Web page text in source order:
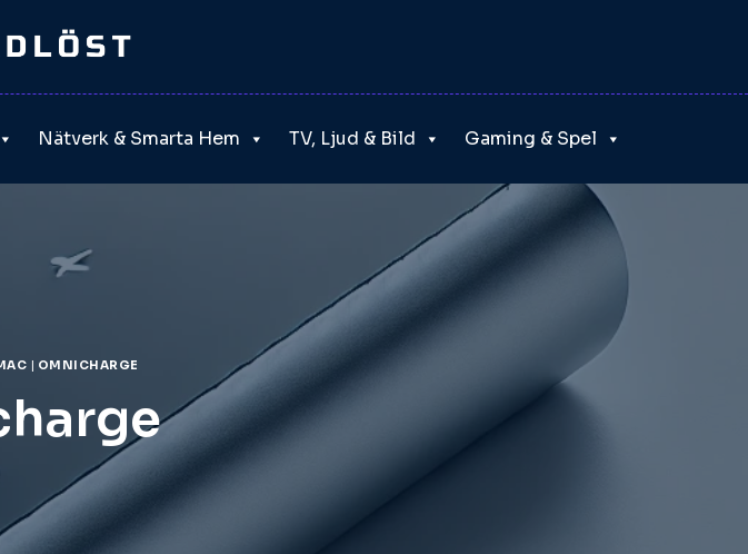
Nätverk & Smarta Hem TV, Ljud & Bild Gaming & Spel
| OMNICHARGE